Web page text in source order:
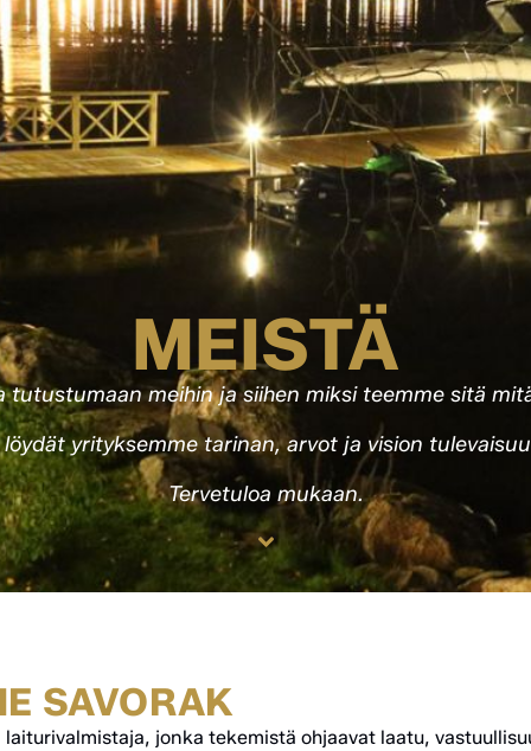
MEISTÄ
tutustumaan meihin ja siihen miksi teemme sitä
löydät yrityksemme tarinan, arvot ja vision
Tervetuloa mukaan.
SAVORAK
jonka tekemistä ohjaavat laatu,